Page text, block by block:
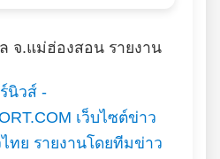
จ.แม่ฮ่องสอน รายงาน
นิวส์ -
เว็บไซต์ข่าว
ย รายงานโดยทีมข่าว